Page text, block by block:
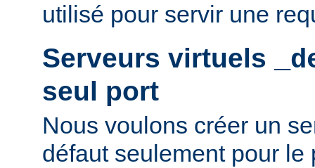
utilisé pour servir une
Serveurs virtuels
seul port
Nous voulons créer un
défaut seulement pour le